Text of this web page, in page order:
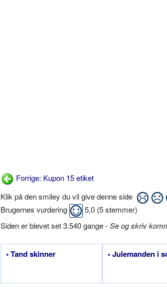
Forrige: Kupon 15 etiket
Klik på den smiley du vil give denne side
Brugernes vurdering
5,0 (5stemmer)
Siden er blevet set 3.540 gange -Se og skriv
• Tand skinner • Julemanden i